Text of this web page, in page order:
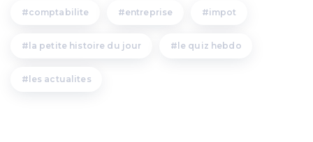
comptabilite entreprise impot
la petite histoire du jour le quiz hebdo
les actualites